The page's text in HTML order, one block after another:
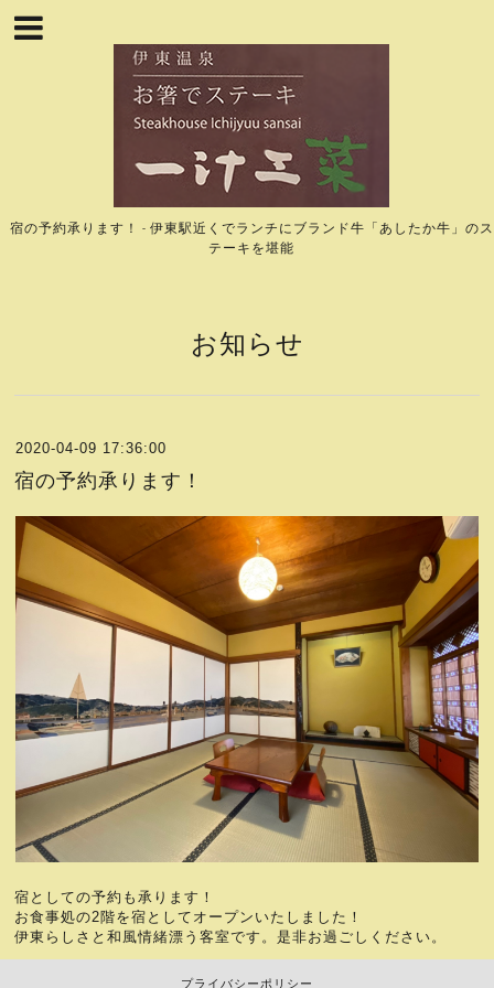
宿の予約承ります！ - 伊東駅近くでランチにブランド牛「あしたか牛」のス
テーキを堪能
お知らせ
2020-04-09 17:36:00
宿の予約承ります！
宿としての予約も承ります！
お食事処の2階を宿としてオープンいたしました！
伊東らしさと和風情緒漂う客室です。是非お過ごしください。
プライバシーポリシー